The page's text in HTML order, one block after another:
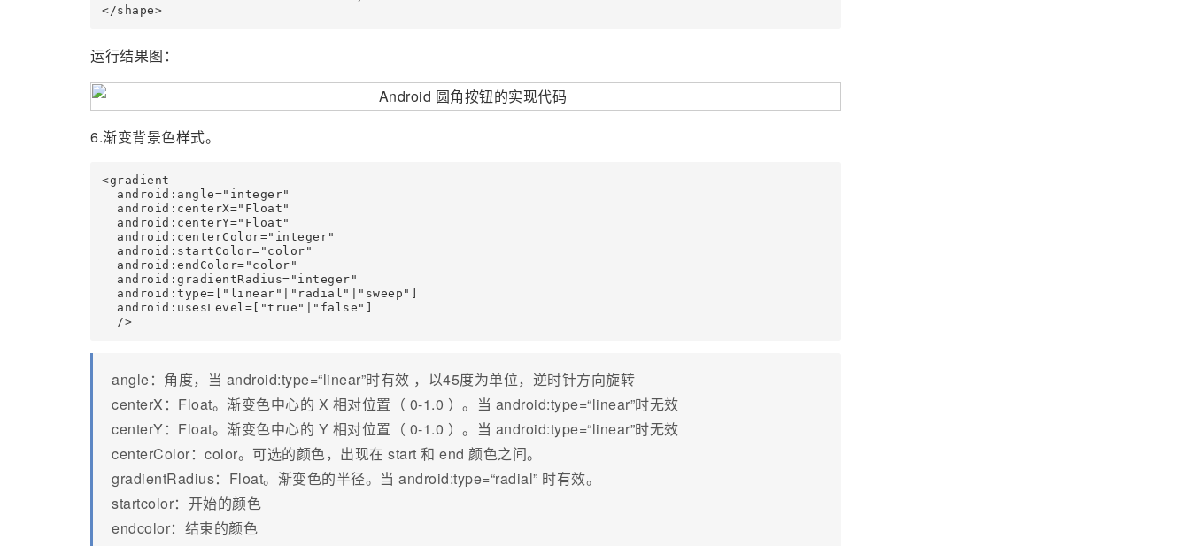
</shape>
运行结果图：
6.渐变背景色样式。
<gradient
  android:angle="integer"
  android:centerX="Float"
  android:centerY="Float"
  android:centerColor="integer"
  android:startColor="color"
  android:endColor="color"
  android:gradientRadius="integer"
  android:type=["linear"|"radial"|"sweep"]
  android:usesLevel=["true"|"false"]
  />
angle：角度，当 android:type=“linear”时有效 ，以45度为单位，逆时针方向旋转
centerX：Float。渐变色中心的 X 相对位置（ 0-1.0 ）。当 android:type=“linear”时无效
centerY：Float。渐变色中心的 Y 相对位置（ 0-1.0 ）。当 android:type=“linear”时无效
centerColor：color。可选的颜色，出现在 start 和 end 颜色之间。
gradientRadius：Float。渐变色的半径。当 android:type=“radial” 时有效。
startcolor：开始的颜色
endcolor：结束的颜色